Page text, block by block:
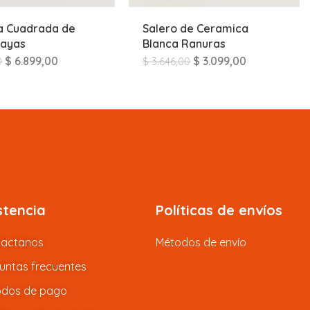
Cuadrada de
$ 6.899,00
Salero de Ceramica
Blanca Ranuras
$3.646,00 $ 3.099,00
frecuentes
de pago
Políticas de envíos
Métodos de envío